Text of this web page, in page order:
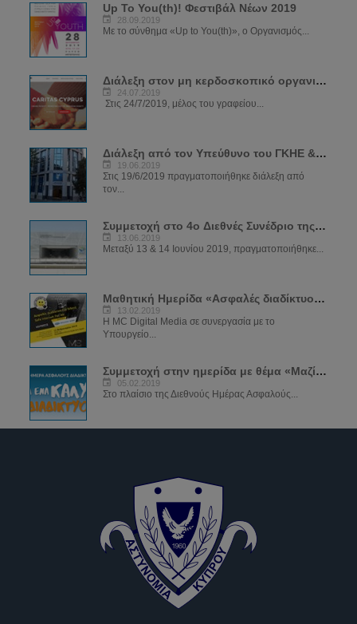
Up To You(th)! Φεστιβάλ Νέων 2019
28.09.2019
Με το σύνθημα «Up to You(th)», ο Οργανισμός...
Διάλεξη στον μη κερδοσκοπικό οργανισμό CARIDAS
24.07.2019
Στις 24/7/2019, μέλος του γραφείου...
Διάλεξη από τον Υπεύθυνο του ΓΚΗΕ & ΔΕΗΔ στα κεντρικά γραφεία ΔΗΣΥ
19.06.2019
Στις 19/6/2019 πραγματοποιήθηκε διάλεξη από
τον...
Συμμετοχή στο 4ο Διεθνές Συνέδριο της Αστυνομίας
13.06.2019
Μεταξύ 13 & 14 Ιουνίου 2019, πραγματοποιήθηκε...
Μαθητική Ημερίδα «Ασφαλές διαδίκτυο για όλους»
13.02.2019
Η MC Digital Media σε συνεργασία με το
Υπουργείο...
Συμμετοχή στην ημερίδα με θέμα «Μαζί για ένα καλύτερο διαδίκτυο»
05.02.2019
Στο πλαίσιο της Διεθνούς Ημέρας Ασφαλούς...